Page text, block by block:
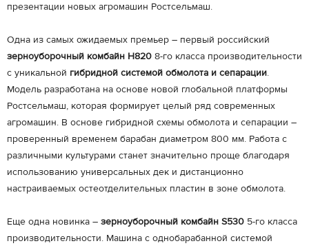
презентации новых агромашин Ростсельмаш.
Одна из самых ожидаемых премьер – первый российский
зерноуборочный комбайн H820 8-го класса производительности
с уникальной гибридной системой обмолота и сепарации.
Модель разработана на основе новой глобальной платформы
Ростсельмаш, которая формирует целый ряд современных
агромашин. В основе гибридной схемы обмолота и сепарации –
проверенный временем барабан диаметром 800 мм. Работа с
различными культурами станет значительно проще благодаря
использованию универсальных дек и дистанционно
настраиваемых остеотделительных пластин в зоне обмолота.
Еще одна новинка – зерноуборочный комбайн S530 5-го класса
производительности. Машина с однобарабанной системой